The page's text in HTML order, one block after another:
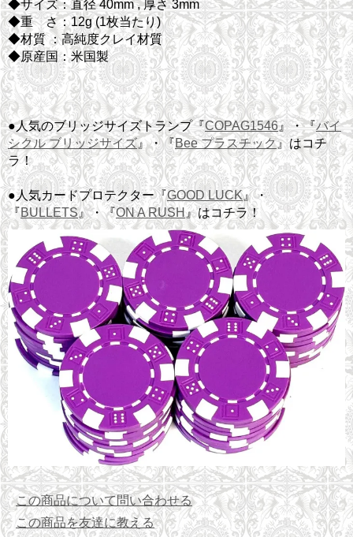
◆サイズ：直径 40mm , 厚さ 3mm
◆重 さ：12g (1枚当たり)
◆材質 ：高純度クレイ材質
◆原産国：米国製
●人気のブリッジサイズトランプ『COPAG1546』・『バイ
シクル ブリッジサイズ』・『Bee プラスチック』はコチ
ラ！
●人気カードプロテクター『GOOD LUCK』・
『BULLETS』・『ON A RUSH』はコチラ！
この商品について問い合わせる
この商品を友達に教える